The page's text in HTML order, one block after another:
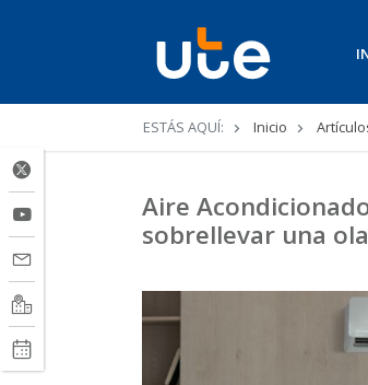
Ruta
navegación
ESTÁS AQUÍ: Inicio
Aire
sobrellevar una